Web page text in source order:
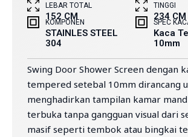
LEBAR TOTAL
152 CM
TINGGI
234 CM
KOMPONEN
STAINLES STEEL
304
SPEC
Kaca
10mm
Swing Door Shower Screen dengan
tempered setebal 10mm dirancang
menghadirkan tampilan kamar
terbuka tanpa gangguan visual dari
masif seperti tembok atau bingkai